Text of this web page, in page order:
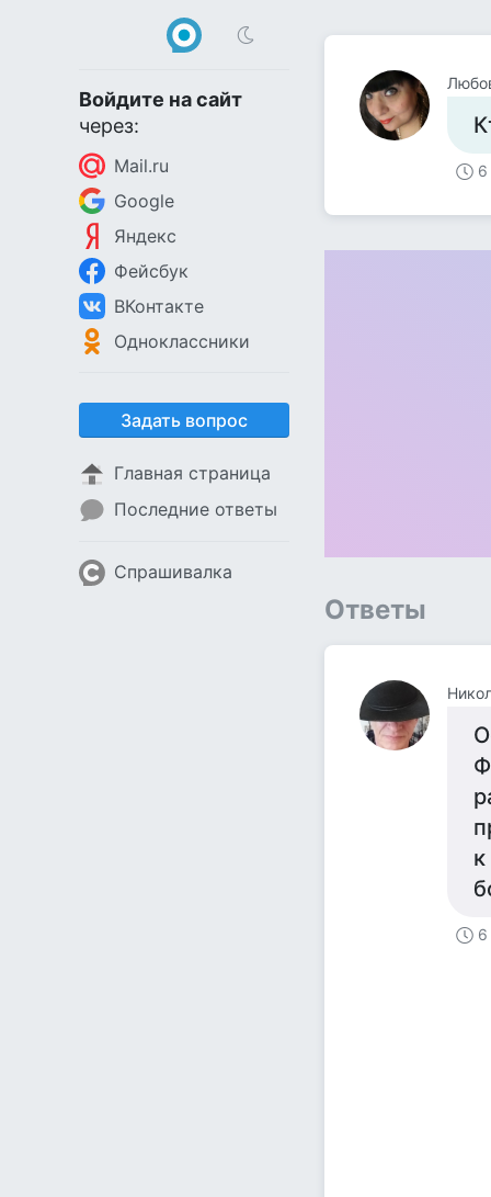
Войдите на сайт
через:
Mail.ru
Google
Яндекс
Фейсбук
ВКонтакте
Одноклассники
Задать вопрос
Главная страница
Последние ответы
Спрашивалка
6
Ответы
6